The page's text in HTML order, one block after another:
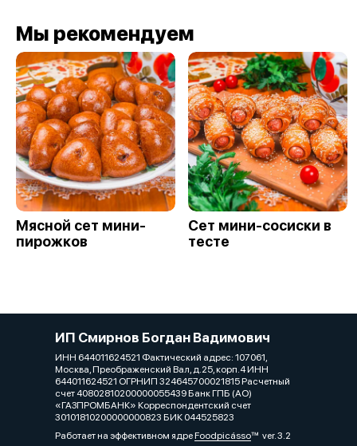
Мы рекомендуем
Мясной сет мини-
пирожков
Сет мини-сосиски в
тесте
ИП Смирнов Богдан Вадимович
ИНН 644011624521 Фактический адрес: 107061,
Москва, Преображенский Вал, д.25, корп.4 ИНН
644011624521 ОГРНИП 324645700021815 Расчетный
счет 40802810200000055439 Банк ГПБ (АО)
«ГАЗПРОМБАНК» Корреспондентский счет
30101810200000000823 БИК 044525823
Работает на эффективном ядреFoodpicássover. 3.2